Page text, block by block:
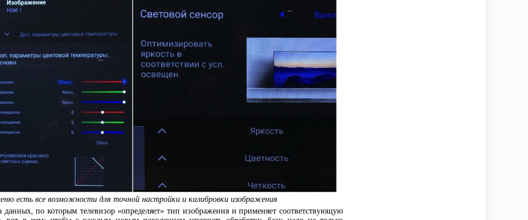
есть все возможности для точной настройки и калибровки изображения
по которым телевизор «определяет» тип изображения и применяет соответствующую